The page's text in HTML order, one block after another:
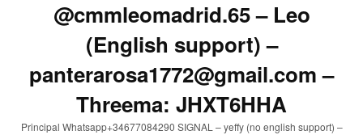
@cmmleomadrid.65 – Leo
(English support) –
panterarosa1772@gmail.com –
Threema: JHXT6HHA
Principal Whatsapp+34677084290 SIGNAL – yeffy (no english support) –